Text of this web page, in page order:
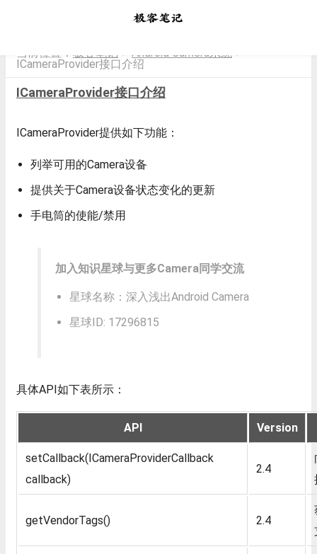
当前位置： 极客笔记 > Android Camera系统 >
ICameraProvider接口介绍
ICameraProvider接口介绍
ICameraProvider提供如下功能：
列举可用的Camera设备
提供关于Camera设备状态变化的更新
手电筒的使能/禁用
加入知识星球与更多Camera同学交流
星球名称：深入浅出Android Camera
星球ID: 17296815
具体API如下表所示：
API Version
setCallback(ICameraProviderCallback
callback)
2.4
getVendorTags() 2.4